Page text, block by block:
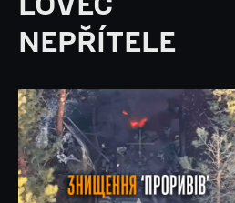
NEPŘÍTELE